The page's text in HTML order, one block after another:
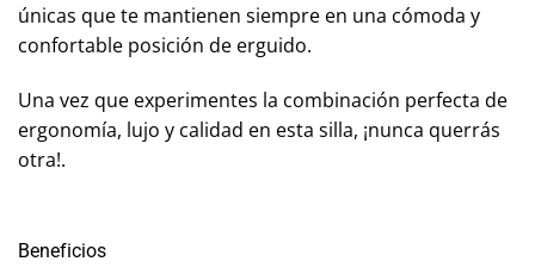
únicas que te mantienen siempre en una cómoda y
confortable posición de erguido.
Una vez que experimentes la combinación perfecta de
ergonomía, lujo y calidad en esta silla, ¡nunca querrás
otra!.
Beneficios